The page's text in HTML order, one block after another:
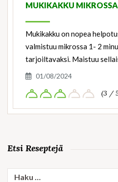
MUKIKAKKU MIKROSSA
Mukikakku on nopea
valmistuu mikrossa 1- 2
tarjoiltavaksi. Maistuu
01/08/2024
(3 /
Etsi Reseptejä
Haku: